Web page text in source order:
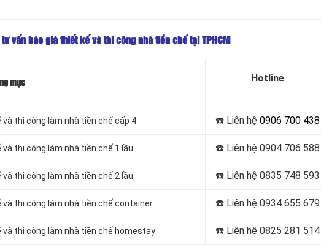
vấn báo giá thiết kế và thi công nhà tiền chế tại TPHCM
mục Hotline
thi công làm nhà tiền chế cấp 4 ☎️ Liên hệ 0906 700 438
thi công làm nhà tiền chế 1 lầu ☎️ Liên hệ 0904 706 588
thi công làm nhà tiền chế 2 lầu ☎️ Liên hệ 0835 748 593
thi công làm nhà tiền chế container ☎️ Liên hệ 0934 655 679
thi công làm nhà tiền chế homestay ☎️ Liên hệ 0825 281 514